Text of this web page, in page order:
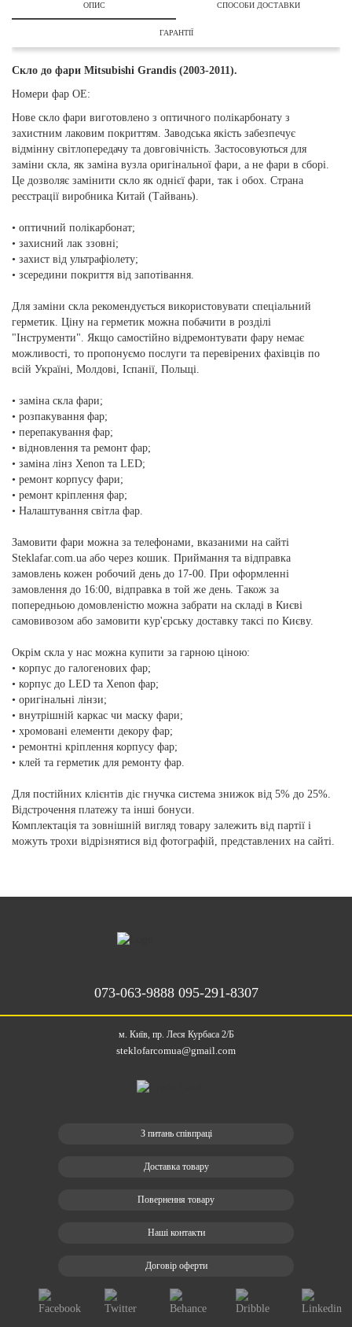
ОПИС СПОСОБИ ДОСТАВКИ
ГАРАНТІЇ
Скло до фари Mitsubishi Grandis (2003-2011).
Номери фар OE:
Нове скло фари виготовлено з оптичного полікарбонату з
захистним лаковим покриттям. Заводська якість забезпечує
відмінну світлопередачу та довговічність. Застосовуються для
заміни скла, як заміна вузла оригінальної фари, а не фари в сборі.
Це дозволяє замінити скло як однієї фари, так і обох. Страна
реєстрації виробника Китай (Тайвань).
• оптичний полікарбонат;
• захисний лак ззовні;
• захист від ультрафіолету;
• зсередини покриття від запотівання.
Для заміни скла рекомендується використовувати спеціальний
герметик. Ціну на герметик можна побачити в розділі
"Інструменти". Якщо самостійно відремонтувати фару немає
можливості, то пропонуємо послуги та перевірених фахівців по
всій Україні, Молдові, Іспанії, Польщі.
• заміна скла фари;
• розпакування фар;
• перепакування фар;
• відновлення та ремонт фар;
• заміна лінз Xenon та LED;
• ремонт корпусу фари;
• ремонт кріплення фар;
• Налаштування світла фар.
Замовити фари можна за телефонами, вказаними на сайті
Steklafar.com.ua або через кошик. Приймання та відправка
замовлень кожен робочий день до 17-00. При оформленні
замовлення до 16:00, відправка в той же день. Також за
попередньою домовленістю можна забрати на складі в Києві
самовивозом або замовити кур'єрську доставку таксі по Києву.
Окрім скла у нас можна купити за гарною ціною:
• корпус до галогенових фар;
• корпус до LED та Xenon фар;
• оригінальні лінзи;
• внутрішній каркас чи маску фари;
• хромовані елементи декору фар;
• ремонтні кріплення корпусу фар;
• клей та герметик для ремонту фар.
Для постійних клієнтів діє гнучка система знижок від 5% до 25%.
Відстрочення платежу та інші бонуси.
Комплектація та зовнішній вигляд товару залежить від партії і
можуть трохи відрізнятися від фотографій, представлених на сайті.
073-063-9888 095-291-8307
м. Київ, пр. Леся Курбаса 2/Б
steklofarcomua@gmail.com
З питань співпраці
Доставка товару
Повернення товару
Наші контакти
Договір оферти